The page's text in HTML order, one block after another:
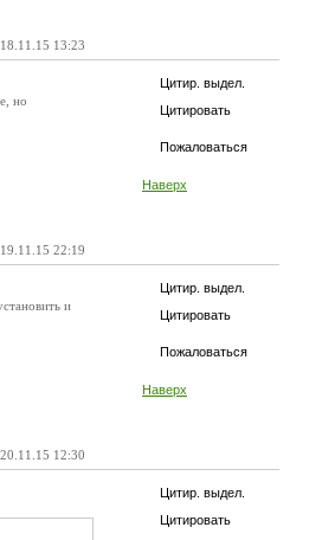
18.11.15 13:23
Цитир. выдел.
Цитировать
Пожаловаться
Наверх
но
19.11.15 22:19
Цитир. выдел.
Цитировать
Пожаловаться
Наверх
и
20.11.15 12:30
Цитир. выдел.
Цитировать